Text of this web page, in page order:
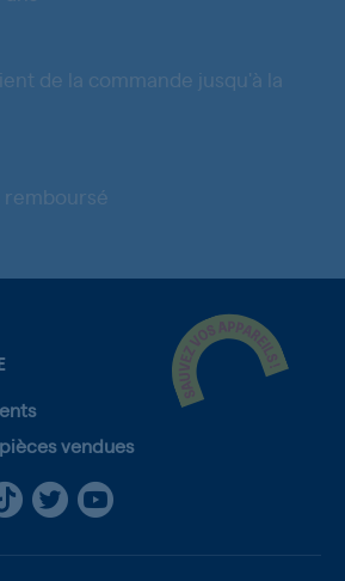
de la commande jusqu'à la
remboursé
vendues